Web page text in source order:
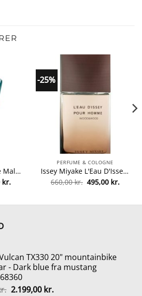
Jean Paul Gaultier Le Male EDT 125 ml fra Jean Paul Gaultier
kr..
kr.Den
485,00 kr..
-25%
PERFUME & COLOGNE
Issey Miyake L'Eau D'Issey Pour Homme Wood & Wood EDP 50 ml fra Issey Miyake
660,00kr. Den
oprindelige
660,00 kr..
495,00 kr.Den
TX330 20" mountainbike
- Dark blue fra mustang
Den
2.199,00 kr.Den